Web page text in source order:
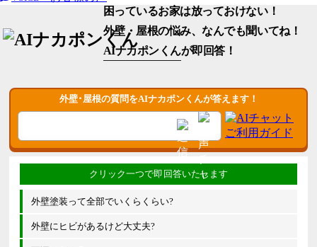
困っているお家は放っておけない！
外壁・屋根の悩み、なんでも聞いてね！
AIナカポンくんが即回答！
外壁･屋根の質問をAIナカポンくんが答えます！
外壁塗装って全部でいくらくらい?
外壁にヒビがあるけど大丈夫?